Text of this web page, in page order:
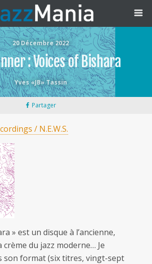
20 Décembre 2022
: Voices of Bishara
Yves «JB» Tassin
Partager
/ N.E.W.S.
» est un disque à l’ancienne,
du jazz moderne… Je
son format (six titres, vingt-sept